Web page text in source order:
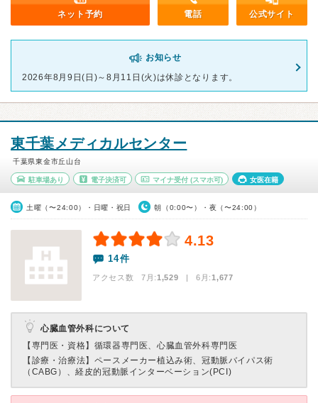
ネット予約 電話 公式サイト
お知らせ
2026年8月9日(日)～8月11日(火)は休診となります。
東千葉メディカルセンター
千葉県東金市丘山台
駐車場あり 電子決済可 マイナ受付 (スマホ可) 女医在籍
土曜（〜24:00）・日曜・祝日 朝（0:00〜）・夜（〜24:00）
4.13
14件
アクセス数 7月:1,529 | 6月:1,677
心臓血管外科について
【専門医・資格】 循環器専門医、心臓血管外科専門医
【診療・治療法】 ペースメーカー植込み術、冠動脈バイパス術
（CABG）、経皮的冠動脈インターベーション(PCI)